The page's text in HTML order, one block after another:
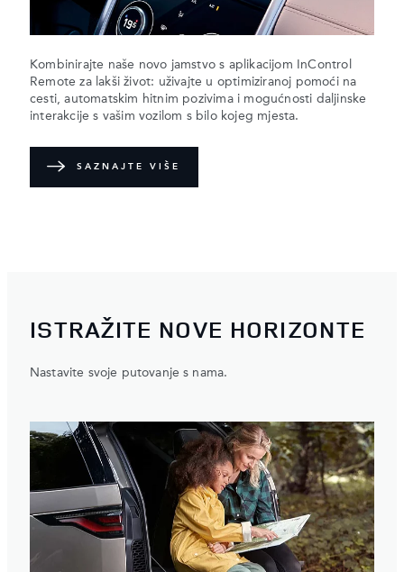
Kombinirajte naše novo jamstvo s aplikacijom InControl
Remote za lakši život: uživajte u optimiziranoj pomoći na
cesti, automatskim hitnim pozivima i mogućnosti daljinske
interakcije s vašim vozilom s bilo kojeg mjesta.
SAZNAJTE VIŠE
ISTRAŽITE NOVE HORIZONTE
Nastavite svoje putovanje s nama.